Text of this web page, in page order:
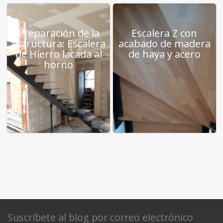
Preparación de la
estructura: Escalera
de Hierro lacada al
horno
Escalera Z con
acabado de madera
de haya y acero
Suscríbete al blog por correo electrónico